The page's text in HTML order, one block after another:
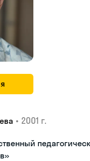
• 2001 г.